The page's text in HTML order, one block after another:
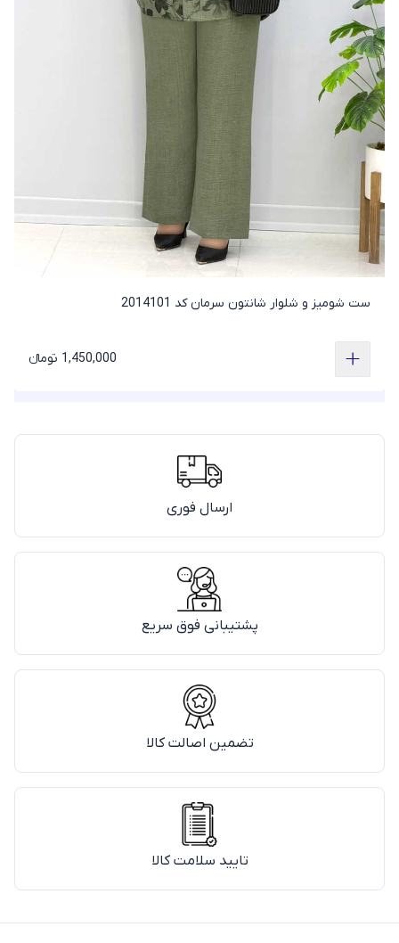
ست شومیز و شلوار شانتون سرمان کد 2014101
1,450,000 تومانء
ارسال فوری
پشتیبانی فوق سریع
تضمین اصالت کالا
تایید سلامت کالا